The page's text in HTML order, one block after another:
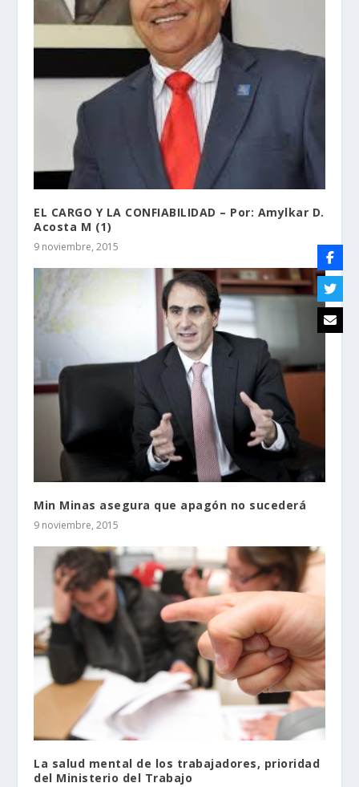
EL CARGO Y LA CONFIABILIDAD – Por: Amylkar D.
Acosta M (1)
9 noviembre, 2015
Min Minas asegura que apagón no sucederá
9 noviembre, 2015
La salud mental de los trabajadores, prioridad
del Ministerio del Trabajo